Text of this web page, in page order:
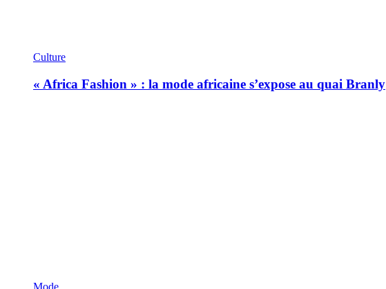
Culture
« Africa Fashion » : la mode africaine s’expose au quai Branly
Mode